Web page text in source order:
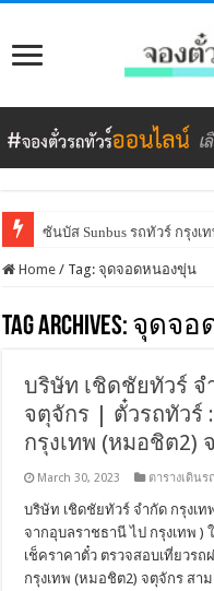
ซันบัส Sunbus รถทัวร์ กรุงเท
Home / Tag:จุดจอดหนองขุ่น
Tag Archives: จุดจอ
บริษัท เชิดชัยทัวร์
จตุจักร | ตั๋วรถทัวร์
กรุงเทพ (หมอชิต2)
March 30, 2023 ตารางเดินรถ
บริษัท เชิดชัยทัวร์ จำกัด กรุงเ
จากอุบลราชธานี ไป กรุงเทพ )
เช็คราคาตั๋ว ตรวจสอบเที่ยวรถ
กรุงเทพ (หมอชิต2) จตุจักร สา